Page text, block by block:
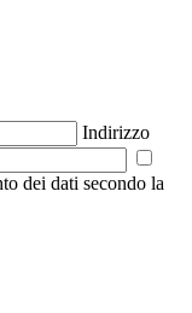
Indirizzo
dei dati secondo la